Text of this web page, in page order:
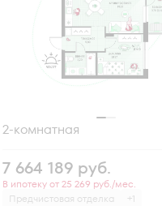
2-комнатная
7 664 189 руб.
В ипотеку от 25 269 руб./мес.
Предчистовая отделка
+1